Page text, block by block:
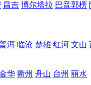
昌吉 博尔塔拉 巴音郭楞
洱 临沧 楚雄 红河 文山
华 衢州 舟山 台州 丽水